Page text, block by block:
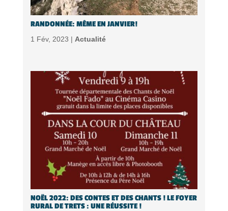
RANDONNÉE: MÊME EN JANVIER!
1 Fév, 2023 | Actualité
NOËL 2022: DES CONTES ET DES CHANTS ! LE FOYER
RURAL DE TRETS : UNE RÉUSSITE !